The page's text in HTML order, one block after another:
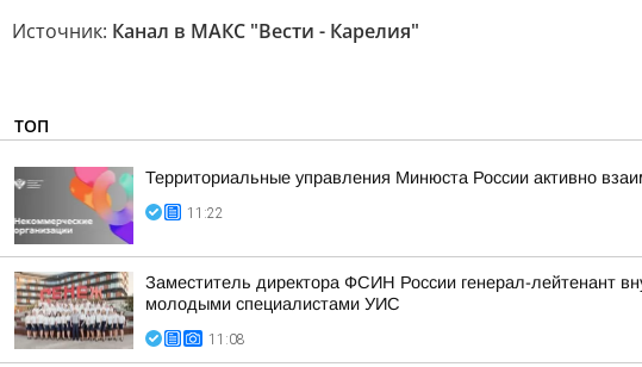
Источник: Канал в МАКС "Вести - Карелия"
ТОП
Территориальные управления Минюста России активно
11:22
Заместитель директора ФСИН России генерал-лейтенант
молодыми специалистами УИС
11:08